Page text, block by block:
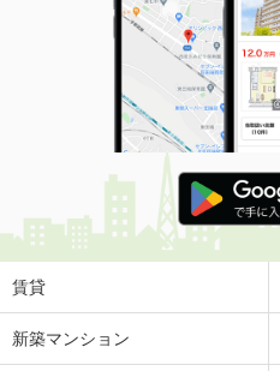
賃貸
新築マンション